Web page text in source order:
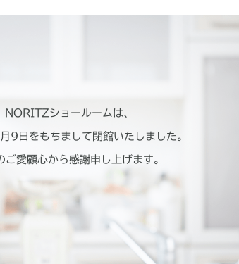
NORITZショールームは、
9日をもちまして閉館いたしました。
ご愛顧心から感謝申し上げます。